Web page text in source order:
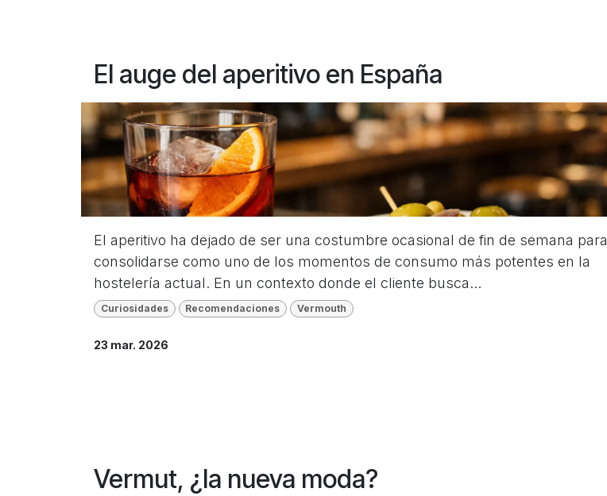
El auge del aperitivo en España
El aperitivo ha dejado de ser una costumbre ocasional de fin de semana para
consolidarse como uno de los momentos de consumo más potentes en la
hostelería actual. En un contexto donde el cliente busca...
Curiosidades Recomendaciones Vermouth
23 mar. 2026
Vermut, ¿la nueva moda?